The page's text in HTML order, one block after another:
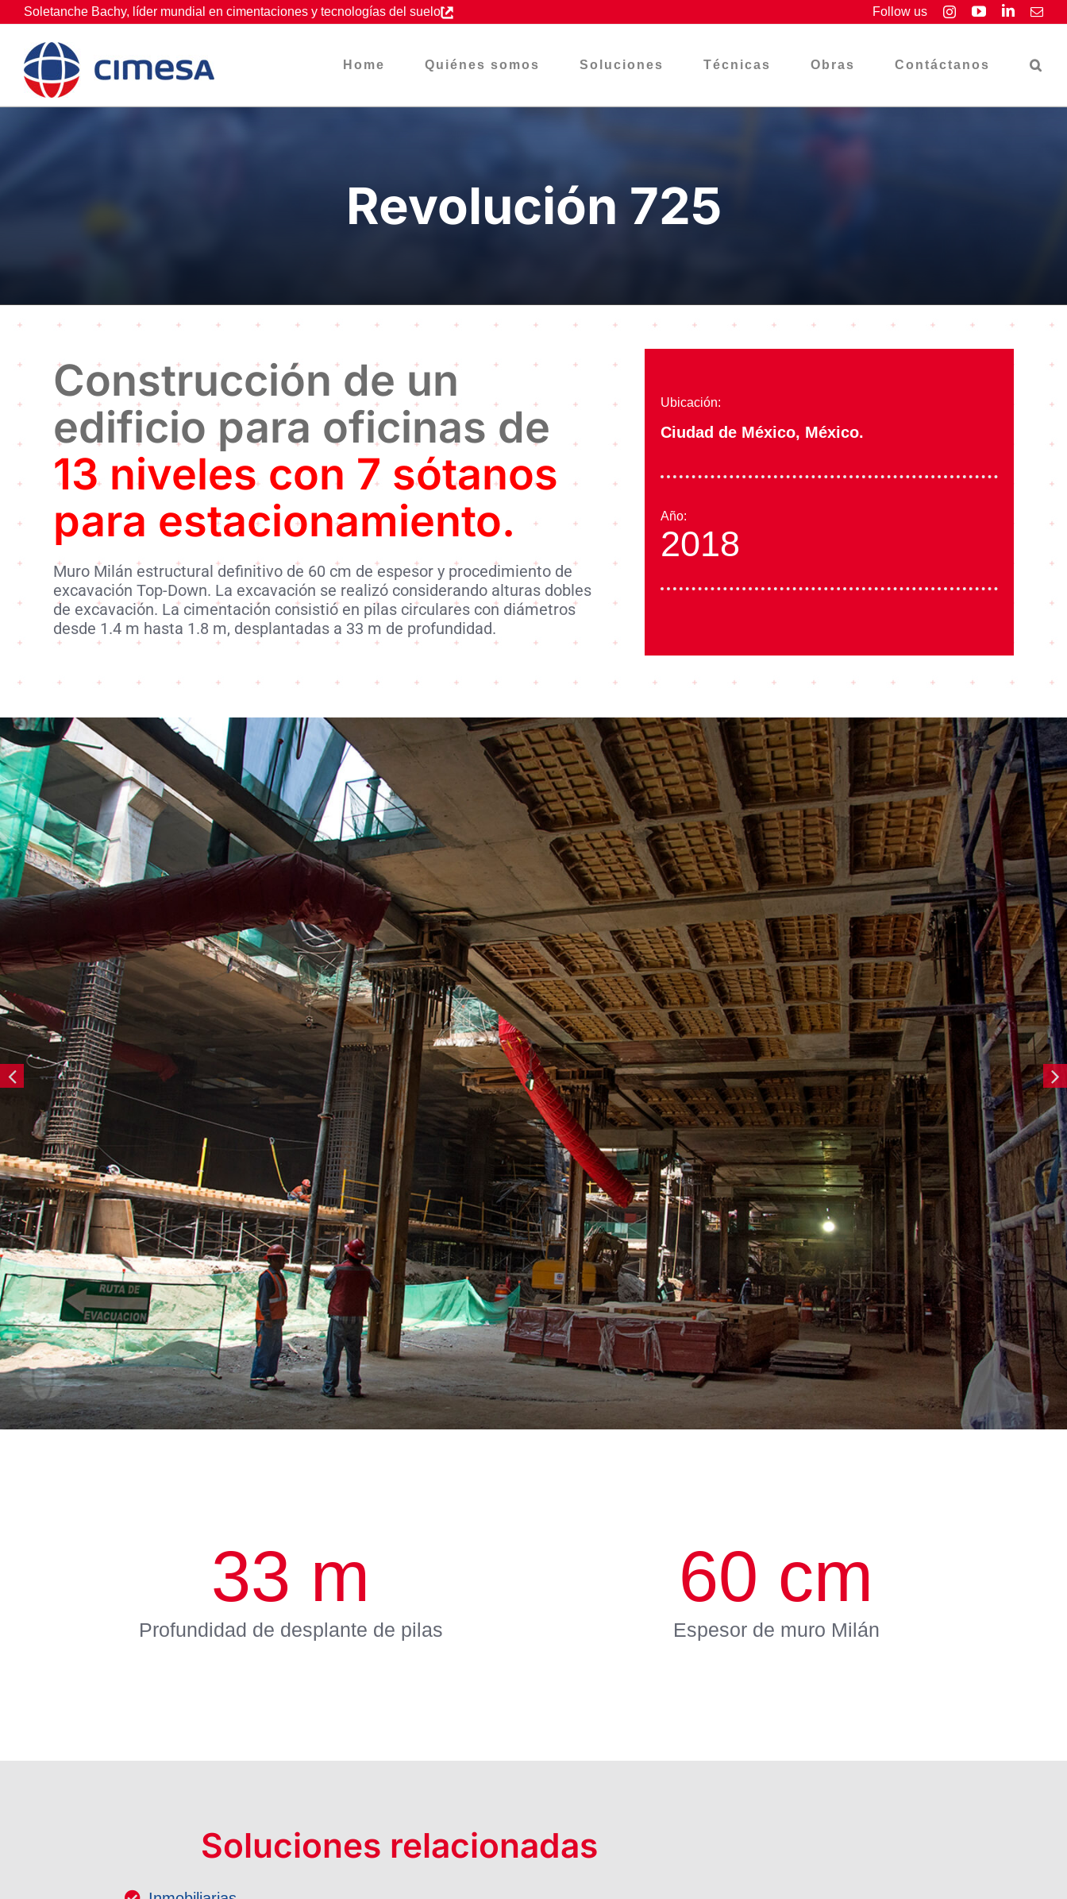
Skip
content
Soletanche Bachy, líder mundial en cimentaciones y tecnologías del suelo Follow us InstagramYouTube
LinkedIn
Home Quiénes somos Soluciones Técnicas Obras Contáctanos
Revolución 725
Construcción de un
edificio para oficinas de
13 niveles con 7 sótanos
para estacionamiento.
Muro Milán estructural definitivo de 60 cm de espesor y procedimiento de
excavación Top-Down. La excavación se realizó considerando alturas dobles
de excavación. La cimentación consistió en pilas circulares con diámetros
desde 1.4 m hasta 1.8 m, desplantadas a 33 m de profundidad.
Ubicación:
Ciudad de México, México.
Año:
2018
33 m
Profundidad de desplante de pilas
60 cm
Espesor de muro Milán
Soluciones relacionadas